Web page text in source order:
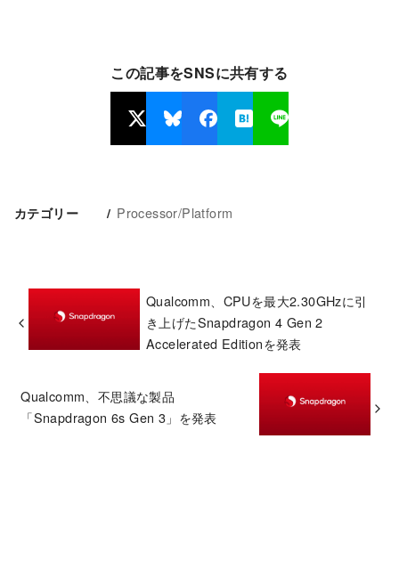
この記事をSNSに共有する
カテゴリー Processor/Platform
Qualcomm、CPUを最大2.30GHzに引
き上げたSnapdragon 4 Gen 2
Accelerated Editionを発表
Qualcomm、不思議な製品
「Snapdragon 6s Gen 3」を発表